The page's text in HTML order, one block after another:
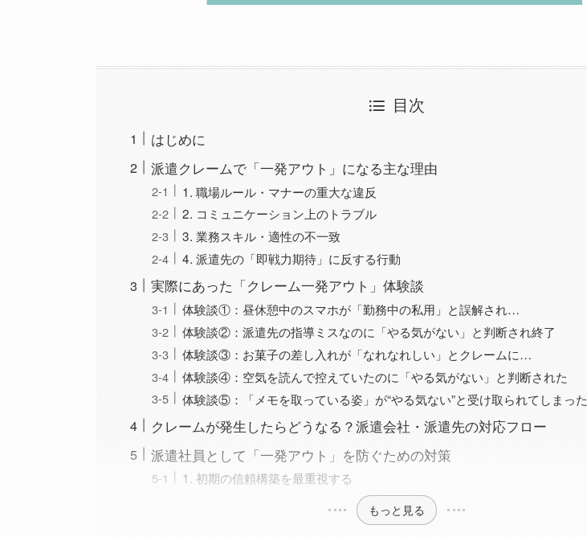
目次
はじめに
派遣クレームで「一発アウト」になる主な理由
1. 職場ルール・マナーの重大な違反
2. コミュニケーション上のトラブル
3. 業務スキル・適性の不一致
4. 派遣先の「即戦力期待」に反する行動
実際にあった「クレーム一発アウト」体験談
体験談①：昼休憩中のスマホが「勤務中の私用」と誤解され…
体験談②：派遣先の指導ミスなのに「やる気がない」と判断され終了
体験談③：お菓子の差し入れが「なれなれしい」とクレームに…
体験談④：空気を読んで控えていたのに「やる気がない」と判断された
体験談⑤：「メモを取っている姿」が“やる気ない”と受け取られてしまった
クレームが発生したらどうなる？派遣会社・派遣先の対応フロー
派遣社員として「一発アウト」を防ぐための対策
1. 初期の信頼構築を最重視する
もっと見る